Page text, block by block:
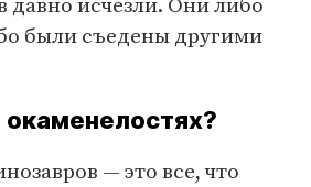
давно исчезли. Они либо
были съедены другими
— это все, что